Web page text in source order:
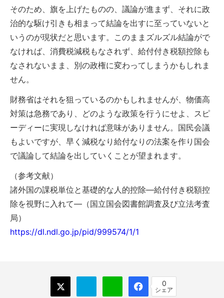
そのため、旗を上げたものの、議論が進まず、それに政
治的な駆け引きも相まって結論を出すに至っていないと
いうのが現状だと思います。このままズルズル結論がで
なければ、消費税減税もなされず、給付付き税額控除も
なされないまま、別の政権に変わってしまうかもしれま
せん。
財務省はそれを狙っているのかもしれませんが、物価高
対策は急務であり、どのような政策を行うにせよ、スピ
ーディーに実現しなければ意味がありません。国民会議
もよいですが、早く減税なり給付なりの法案を作り国会
で議論して結論を出していくことが望まれます。
（参考文献）
諸外国の課税単位と基礎的な人的控除―給付付き税額控
除を視野に入れて―（国立国会図書館調査及び立法考査
局）
https://dl.ndl.go.jp/pid/999574/1/1
0
シェア